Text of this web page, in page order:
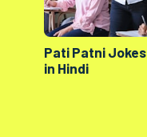
Pati Patni Jokes
in Hindi